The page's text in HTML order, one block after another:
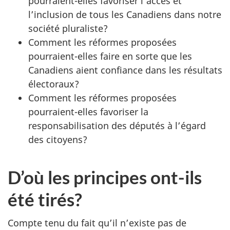
l’inclusion de tous les Canadiens dans notre
société pluraliste?
Comment les réformes proposées
pourraient-elles faire en sorte que les
Canadiens aient confiance dans les résultats
électoraux?
Comment les réformes proposées
pourraient-elles favoriser la
responsabilisation des députés à l’égard
des citoyens?
D’où les principes ont-ils
été tirés?
Compte tenu du fait qu’il n’existe pas de